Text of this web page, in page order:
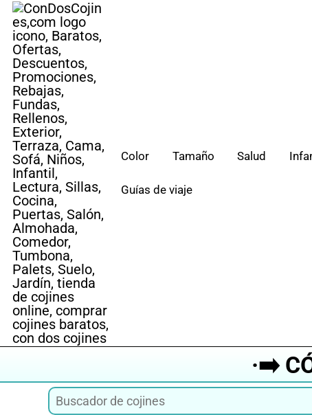
Saltar
contenido
Color Tamaño Salud
Guías de viaje
·➡️